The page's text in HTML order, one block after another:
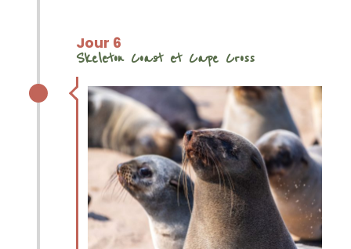
Jour 6
Skeleton Coast et Cape Cross